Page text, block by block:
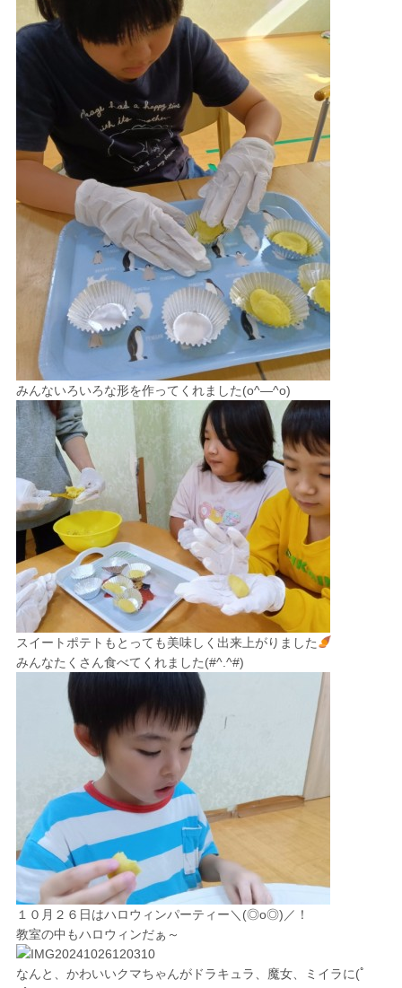
みんないろいろな形を作ってくれました(o^―^o)
スイートポテトもとっても美味しく出来上がりました
みんなたくさん食べてくれました(#^.^#)
１０月２６日はハロウィンパーティー＼(◎o◎)／！
教室の中もハロウィンだぁ～
なんと、かわいいクマちゃんがドラキュラ、魔女、ミイラに(ﾟ